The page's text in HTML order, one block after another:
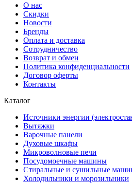
О нас
Скидки
Новости
Бренды
Оплата и доставка
Сотрудничество
Возврат и обмен
Политика конфиденциальности
Договор оферты
Контакты
Каталог
Источники энергии
Вытяжки
Варочные панели
Духовые шкафы
Микроволновые печи
Посудомоечные машины
Стиральные и сушильные
Холодильники и морозильники